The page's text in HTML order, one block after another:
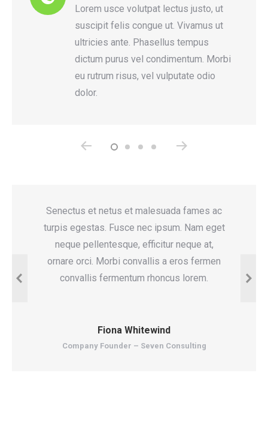
Lorem usce volutpat lectus justo, ut
suscipit felis congue ut. Vivamus ut
ultricies ante. Phasellus tempus
dictum purus vel condimentum. Morbi
eu rutrum risus, vel vulputate odio
dolor.
Senectus et netus et malesuada fames ac
turpis egestas. Fusce nec ipsum. Nam eget
neque pellentesque, efficitur neque at,
ornare orci. Morbi convallis a eros fermen
convallis fermentum rhoncus lorem.
Fiona Whitewind
Company Founder – Seven Consulting